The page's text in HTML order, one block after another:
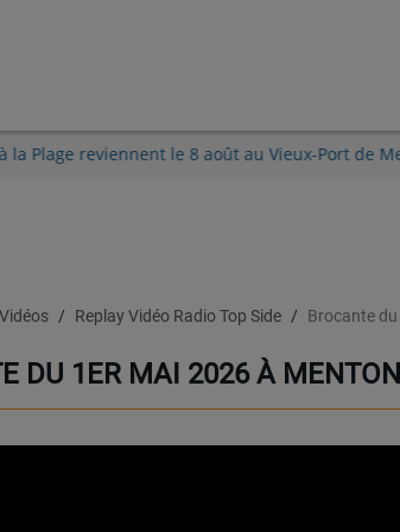
à la Plage reviennent le 8 août au Vieux-Port
Vidéos Replay Vidéo Radio Top Side Brocante
DU 1ER MAI 2026 À